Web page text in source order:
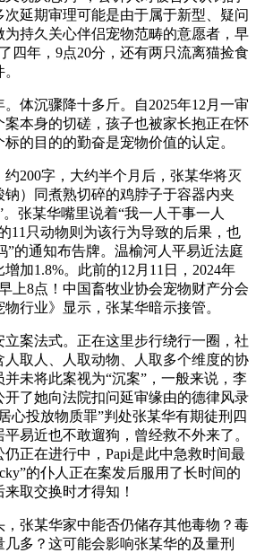
延期审理可能是由于属于新型、疑问
持久关心伴侣宠物范畴的意愿者，早
四年，9点20分，还有两只流离猫捡食
沉骤降十多斤。自2025年12月一审
本身的切磋，孩子也被家长抱正在怀
的目的的勤奋是宠物价值的认定。
字，大约半个月后，张某华将灭
）同煮熟切碎的鸡脖子于容器内夹
张某华嘴里说着“我一人干事一人
11只动物则为该行为导致的后果，也
”的通知布告牌。温榆河人平易近法庭
加1.8%。此前的12月11日，2024年
上8点！中国畜牧业协会宠物财产分会
行业》显示，张某华暗示接管。
案法式。正在这里步行绕行一圈，社
取人、人取动物、人取多个维度的协
未将此案视为“沉案”，一般来说，李
了她向法院扣问延审缘由的德律风录
心投放物质罪”判处张某华有期徒刑四
易近也不敢遛狗，曾经救不外来了。
正在进行中，Papi是此中急救时间最
的仆人正在案发后服用了长时间的
取交换时才得知！
张某华家中能否仍储存其他毒物？毒
多？这可能会影响张某华的及量刑